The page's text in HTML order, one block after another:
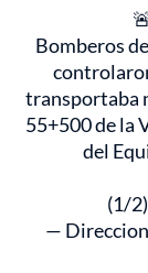
Bomberos
transportaba
55+500 de la
del
(1/2)
—